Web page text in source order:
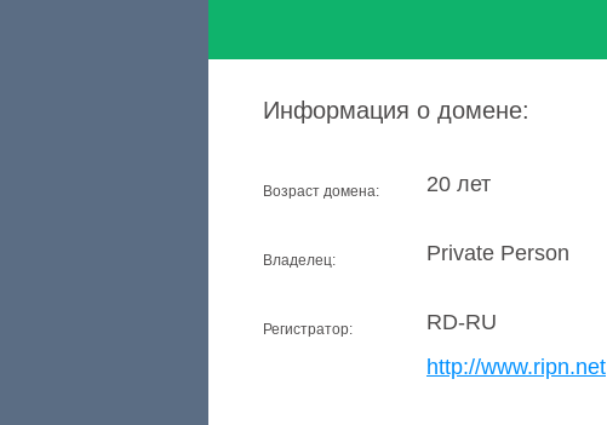
Информация о домене:
Возраст домена: 20 лет
Владелец: Private Person
Регистратор:
RD-RU
http://www.ripn.net